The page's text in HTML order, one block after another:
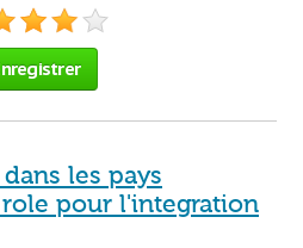
les pays
pour l'integration